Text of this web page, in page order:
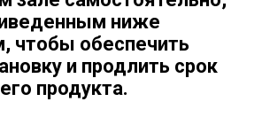
ниже
чтобы обеспечить
и продлить срок
продукта.